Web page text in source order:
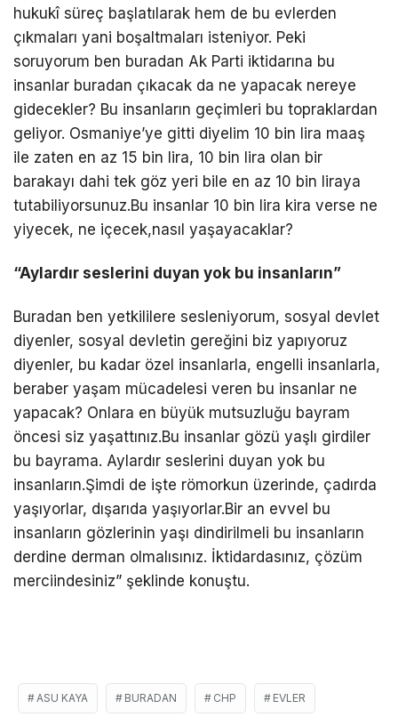
hukukî süreç başlatılarak hem de bu evlerden
çıkmaları yani boşaltmaları isteniyor. Peki
soruyorum ben buradan Ak Parti iktidarına bu
insanlar buradan çıkacak da ne yapacak nereye
gidecekler? Bu insanların geçimleri bu topraklardan
geliyor. Osmaniye’ye gitti diyelim 10 bin lira maaş
ile zaten en az 15 bin lira, 10 bin lira olan bir
barakayı dahi tek göz yeri bile en az 10 bin liraya
tutabiliyorsunuz.Bu insanlar 10 bin lira kira verse ne
yiyecek, ne içecek,nasıl yaşayacaklar?
“Aylardır seslerini duyan yok bu insanların”
Buradan ben yetkililere sesleniyorum, sosyal devlet
diyenler, sosyal devletin gereğini biz yapıyoruz
diyenler, bu kadar özel insanlarla, engelli insanlarla,
beraber yaşam mücadelesi veren bu insanlar ne
yapacak? Onlara en büyük mutsuzluğu bayram
öncesi siz yaşattınız.Bu insanlar gözü yaşlı girdiler
bu bayrama. Aylardır seslerini duyan yok bu
insanların.Şimdi de işte römorkun üzerinde, çadırda
yaşıyorlar, dışarıda yaşıyorlar.Bir an evvel bu
insanların gözlerinin yaşı dindirilmeli bu insanların
derdine derman olmalısınız. İktidardasınız, çözüm
merciindesiniz” şeklinde konuştu.
ASU KAYA BURADAN CHP EVLER